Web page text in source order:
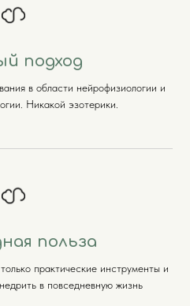
подход
в области нейрофизиологии и
Никакой эзотерики.
польза
практические инструменты и
в повседневную жизнь